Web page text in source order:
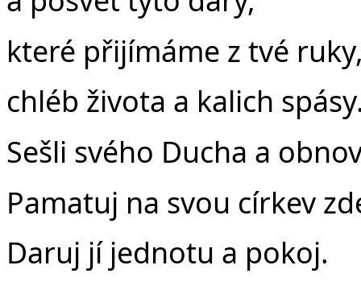
které přijímáme z tvé
chléb života a kalich
Sešli svého Ducha a
Pamatuj na svou církev
Daruj jí jednotu a pokoj.